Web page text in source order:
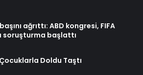
ağrıttı: ABD kongresi, FIFA
soruşturma başlattı
Doldu Taştı